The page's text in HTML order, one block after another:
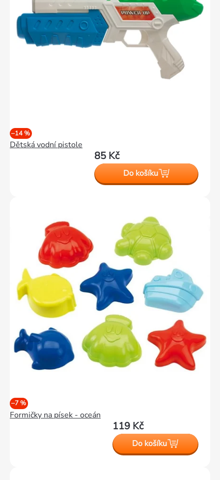
–14 %
Dětská vodní pistole
85 Kč
Do košíku
–7 %
Formičky na písek - oceán
119 Kč
Do košíku